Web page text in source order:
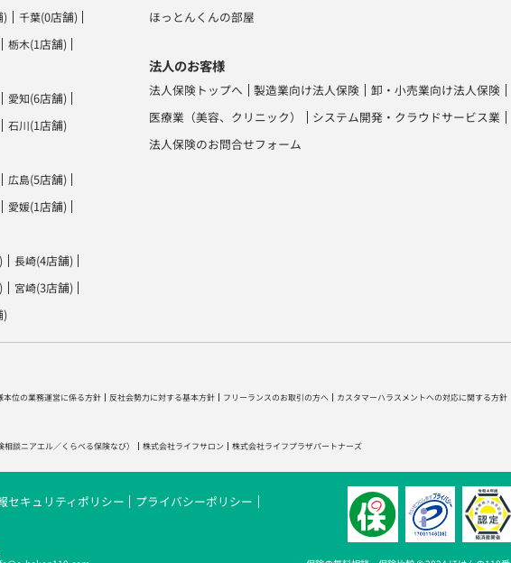
) 千葉(0店舗)
栃木(1店舗)
愛知(6店舗)
石川(1店舗)
広島(5店舗)
愛媛(1店舗)
長崎(4店舗)
宮崎(3店舗)
)
ほっとんくんの部屋
法人のお客様
法人保険トップへ 製造業向け法人保険
卸・小売業向け法人保険
医療業（美容、クリニック）
システム開発・クラウドサービス業
法人保険のお問合せフォーム
本位の業務運営に係る方針 反社会勢力に対する基本方針 フリーランスのお取引の方へ カスタマーハラスメントへの対応に関する方針
相談ニアエル／くらべる保険なび） 株式会社ライフサロン 株式会社ライフプラザパートナーズ
セキュリティポリシー
プライバシーポリシー